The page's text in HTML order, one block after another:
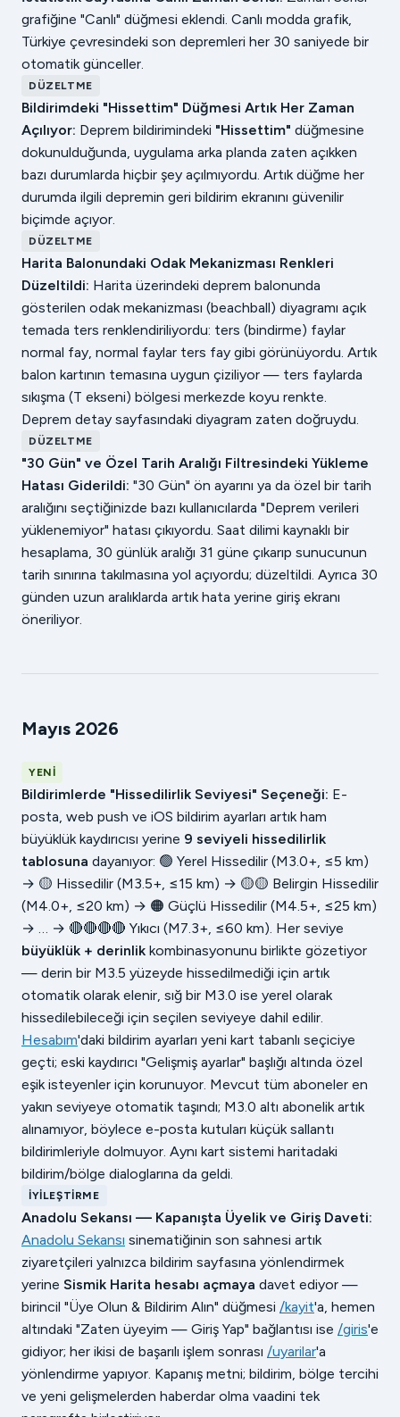
grafiğine "Canlı" düğmesi eklendi. Canlı modda grafik,
Türkiye çevresindeki son depremleri her 30 saniyede bir
otomatik günceller.
DÜZELTME
Bildirimdeki "Hissettim" Düğmesi Artık Her Zaman
Açılıyor: Deprem bildirimindeki "Hissettim" düğmesine
dokunulduğunda, uygulama arka planda zaten açıkken
bazı durumlarda hiçbir şey açılmıyordu. Artık düğme her
durumda ilgili depremin geri bildirim ekranını güvenilir
biçimde açıyor.
DÜZELTME
Harita Balonundaki Odak Mekanizması Renkleri
Düzeltildi: Harita üzerindeki deprem balonunda
gösterilen odak mekanizması (beachball) diyagramı açık
temada ters renklendiriliyordu: ters (bindirme) faylar
normal fay, normal faylar ters fay gibi görünüyordu. Artık
balon kartının temasına uygun çiziliyor — ters faylarda
sıkışma (T ekseni) bölgesi merkezde koyu renkte.
Deprem detay sayfasındaki diyagram zaten doğruydu.
DÜZELTME
"30 Gün" ve Özel Tarih Aralığı Filtresindeki Yükleme
Hatası Giderildi: "30 Gün" ön ayarını ya da özel bir tarih
aralığını seçtiğinizde bazı kullanıcılarda "Deprem verileri
yüklenemiyor" hatası çıkıyordu. Saat dilimi kaynaklı bir
hesaplama, 30 günlük aralığı 31 güne çıkarıp sunucunun
tarih sınırına takılmasına yol açıyordu; düzeltildi. Ayrıca 30
günden uzun aralıklarda artık hata yerine giriş ekranı
öneriliyor.
Mayıs 2026
YENI
Bildirimlerde "Hissedilirlik Seviyesi" Seçeneği: E-
posta, web push ve iOS bildirim ayarları artık ham
büyüklük kaydırıcısı yerine 9 seviyeli hissedilirlik
tablosuna dayanıyor: 🟢 Yerel Hissedilir (M3.0+, ≤5 km)
→ 🟡 Hissedilir (M3.5+, ≤15 km) → 🟡🟡 Belirgin Hissedilir
(M4.0+, ≤20 km) → 🟠 Güçlü Hissedilir (M4.5+, ≤25 km)
→ … → 🔴🔴🔴🔴 Yıkıcı (M7.3+, ≤60 km). Her seviye
büyüklük + derinlik kombinasyonunu birlikte gözetiyor
— derin bir M3.5 yüzeyde hissedilmediği için artık
otomatik olarak elenir, sığ bir M3.0 ise yerel olarak
hissedilebileceği için seçilen seviyeye dahil edilir.
Hesabım'daki bildirim ayarları yeni kart tabanlı seçiciye
geçti; eski kaydırıcı "Gelişmiş ayarlar" başlığı altında özel
eşik isteyenler için korunuyor. Mevcut tüm aboneler en
yakın seviyeye otomatik taşındı; M3.0 altı abonelik artık
alınamıyor, böylece e-posta kutuları küçük sallantı
bildirimleriyle dolmuyor. Aynı kart sistemi haritadaki
bildirim/bölge dialoglarına da geldi.
İYILEŞTIRME
Anadolu Sekansı — Kapanışta Üyelik ve Giriş Daveti:
Anadolu Sekansı sinematiğinin son sahnesi artık
ziyaretçileri yalnızca bildirim sayfasına yönlendirmek
yerine Sismik Harita hesabı açmaya davet ediyor —
birincil "Üye Olun & Bildirim Alın" düğmesi /kayit'a, hemen
altındaki "Zaten üyeyim — Giriş Yap" bağlantısı ise /giris'e
gidiyor; her ikisi de başarılı işlem sonrası /uyarilar'a
yönlendirme yapıyor. Kapanış metni; bildirim, bölge tercihi
ve yeni gelişmelerden haberdar olma vaadini tek